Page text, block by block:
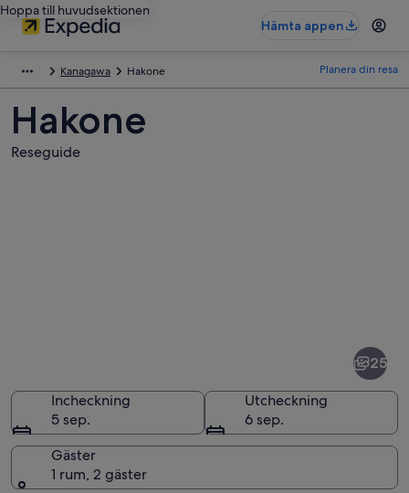
Hoppa till huvudsektionen
Hämta appen
Kanagawa Hakone Planera din resa
Hakone
Reseguide
25
Incheckning
5 sep.
Utcheckning
6 sep.
Gäster
1 rum, 2 gäster